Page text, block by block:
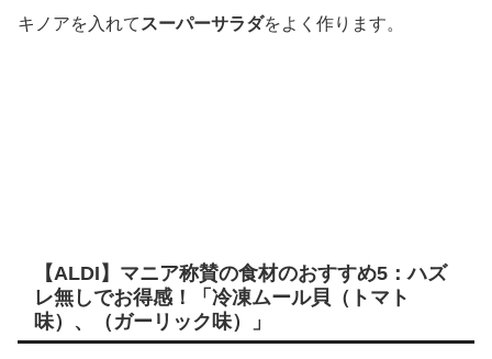
キノアを入れて スーパーサラダをよく作ります。
【ALDI】マニア称賛の食材のおすすめ5：ハズ
レ無しでお得感！「冷凍ムール貝（トマト
味）、（ガーリック味）」